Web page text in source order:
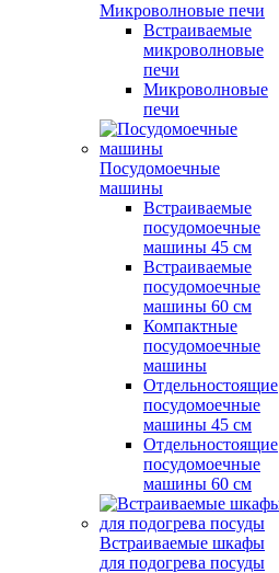
Микроволновые печи
Встраиваемые
микроволновые
печи
Микроволновые
печи
Посудомоечные
машины
Встраиваемые
посудомоечные
машины 45 см
Встраиваемые
посудомоечные
машины 60 см
Компактные
посудомоечные
машины
Отдельностоящие
посудомоечные
машины 45 см
Отдельностоящие
посудомоечные
машины 60 см
Встраиваемые шкафы
для подогрева посуды